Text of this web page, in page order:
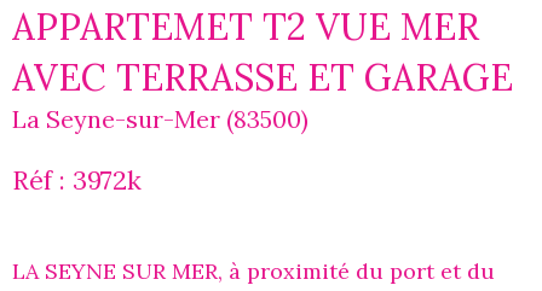
APPARTEMET T2 VUE MER
AVEC TERRASSE ET GARAGE
La Seyne-sur-Mer (83500)
Réf : 3972k
LA SEYNE SUR MER, à proximité du port et du